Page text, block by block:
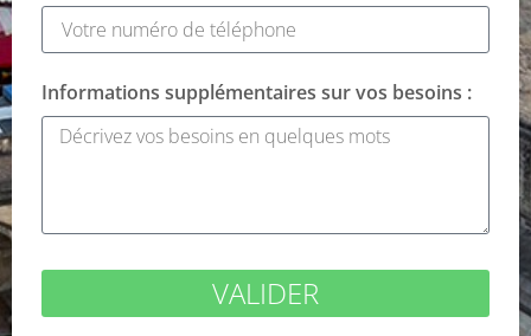
Informations supplémentaires sur vos besoins :
VALIDER